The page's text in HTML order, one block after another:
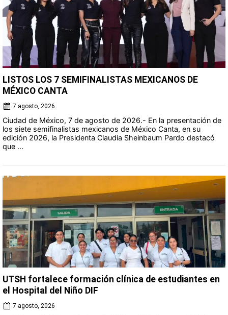
LISTOS LOS 7 SEMIFINALISTAS MEXICANOS DE
MÉXICO CANTA
7 agosto, 2026
Ciudad de México, 7 de agosto de 2026.- En la presentación de
los siete semifinalistas mexicanos de México Canta, en su
edición 2026, la Presidenta Claudia Sheinbaum Pardo destacó
que ...
UTSH fortalece formación clínica de estudiantes en
el Hospital del Niño DIF
7 agosto, 2026